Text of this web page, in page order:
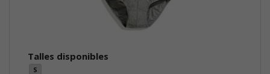
Talles disponibles
S